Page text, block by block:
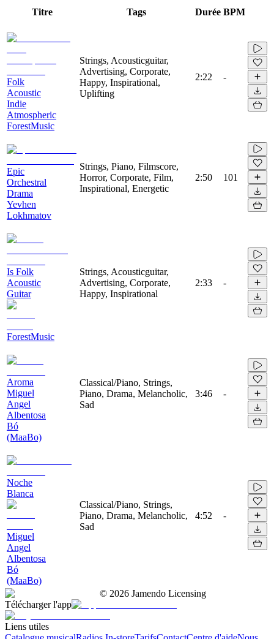
Titre Tags Durée BPM
Folk
Acoustic
Indie
Atmospheric
ForestMusic
Strings, Acousticguitar,
Advertising, Corporate,
Happy, Inspirational,
Uplifting
2:22 -
Epic
Orchestral
Drama
Yevhen
Lokhmatov
Strings, Piano, Filmscore,
Horror, Corporate, Film,
Inspirational, Energetic
2:50 101
Is Folk
Acoustic
Guitar
ForestMusic
Strings, Acousticguitar,
Advertising, Corporate,
Happy, Inspirational
2:33 -
Aroma
Miguel
Angel
Albentosa
Bó
(MaaBo)
Classical/Piano, Strings,
Piano, Drama, Melancholic,
Sad
3:46 -
Noche
Blanca
Miguel
Angel
Albentosa
Bó
(MaaBo)
Classical/Piano, Strings,
Piano, Drama, Melancholic,
Sad
4:52 -
© 2026 Jamendo Licensing
Télécharger l'app
Liens utiles